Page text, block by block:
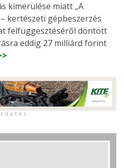
kimerülése miatt „A
kertészeti gépbeszerzés
felfüggesztéséről döntött
eddig 27 milliárd forint
d e t é s